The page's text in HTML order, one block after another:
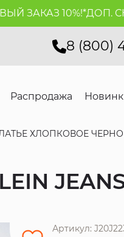
10%!*ДОП.
8 (800)
Распродажа
ХЛОПКОВОЕ ЧЕРНОЕ
Артикул: